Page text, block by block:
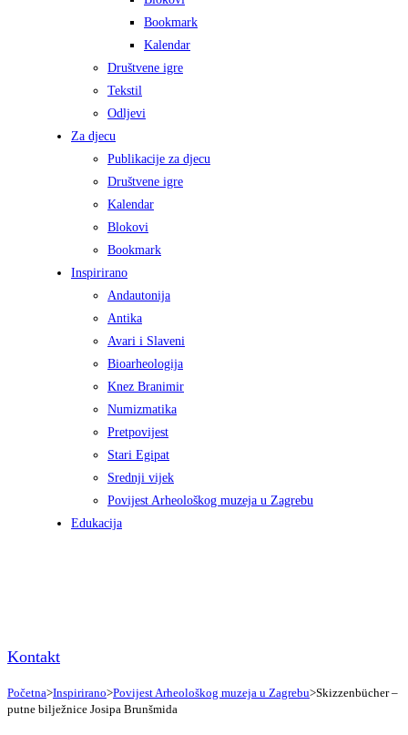
Bookmark
Kalendar
Društvene igre
Tekstil
Odljevi
Za djecu
Publikacije za djecu
Društvene igre
Kalendar
Blokovi
Bookmark
Inspirirano
Andautonija
Antika
Avari i Slaveni
Bioarheologija
Knez Branimir
Numizmatika
Pretpovijest
Stari Egipat
Srednji vijek
Povijest Arheološkog muzeja u Zagrebu
Edukacija
Kontakt
Početna>Inspirirano>Povijest Arheološkog muzeja u Zagrebu>Skizzenbücher –
putne bilježnice Josipa Brunšmida